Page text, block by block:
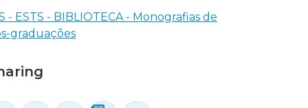
- ESTS - BIBLIOTECA - Monografias de
graduações